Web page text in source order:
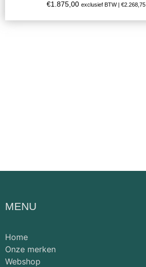
€1.875,00 exclusief BTW | €2.268,75
MENU
Home
Onze merken
Webshop